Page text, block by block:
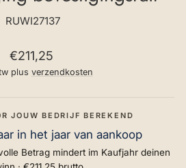
RUWI27137
Normale
prijs
€211,25
plus verzendkosten
JOUW BEDRIJF BEREKEND
in het jaar van aankoop
Betrag mindert im Kaufjahr deinen